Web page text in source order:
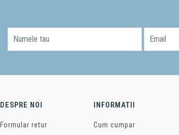
Numele tau Email
DESPRE NOI
Formular retur
INFORMATII
Cum cumpar